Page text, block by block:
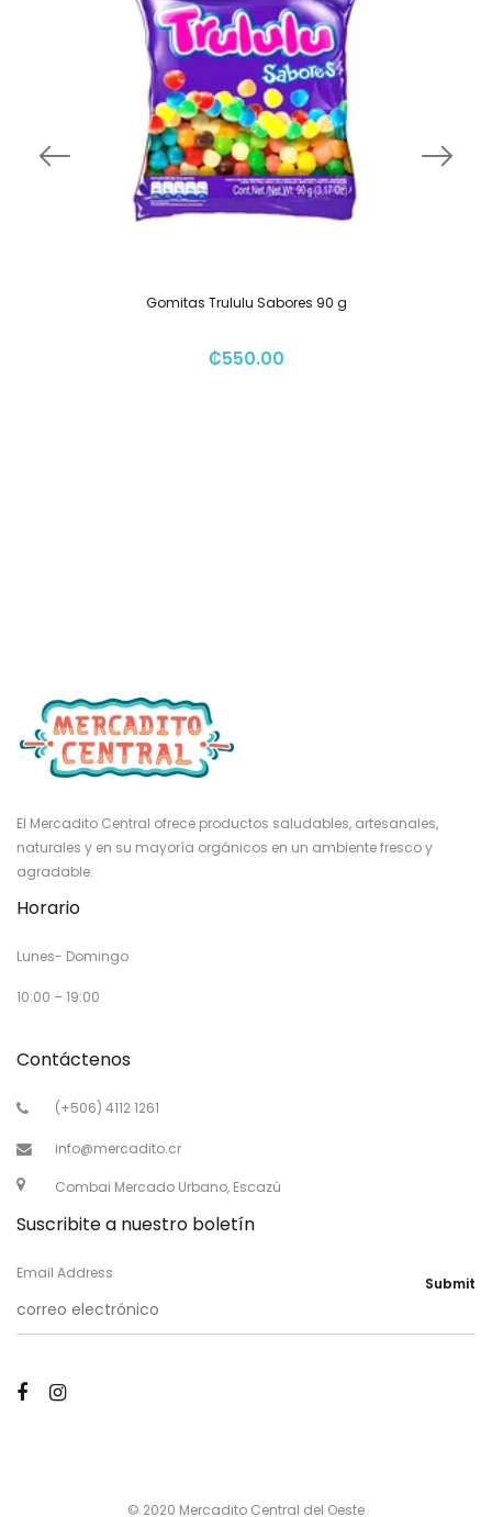
Gomitas Trululu Sabores 90 g
₡550.00
El Mercadito Central ofrece productos saludables, artesanales,
naturales y en su mayoría orgánicos en un ambiente fresco y
agradable.
Horario
Lunes- Domingo
10:00 – 19:00
Contáctenos
(+506) 4112 1261
info@mercadito.cr
Combai Mercado Urbano, Escazú
Suscribite a nuestro boletín
Email Address
Submit
© 2020 Mercadito Central del Oeste